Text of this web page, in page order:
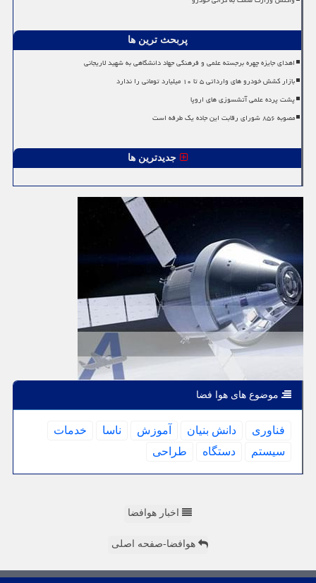
پربحث ترین ها
اهدای جایزه چهره برجسته علمی و فرهنگی جهاد دانشگاهی به شهید لاریجانی
بازار کشش خودرو های وارداتی ۵ تا ۱۰ میلیارد تومانی را ندارد
پشت پرده علمی آتشسوزی های اروپا
مصوبه ۸۵۶ شورای رقابت این جاده یک طرفه است
جدیدترین ها
موضوع های هوا فضا
فناوری دانش بنیان آموزش ناسا
خدمات
سیستم
دستگاه طراحی
اخبار هوافضا
هوافضا-صفحه اصلی